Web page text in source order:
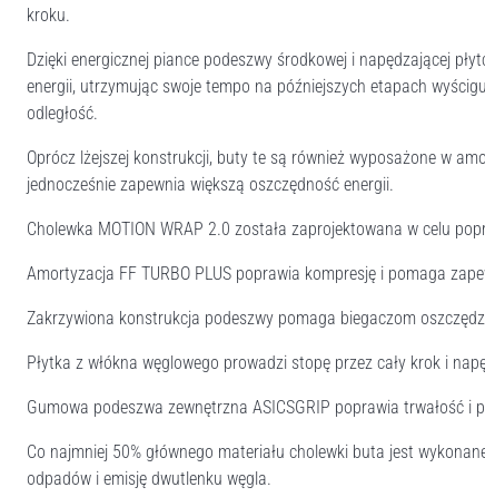
kroku.
Dzięki energicznej piance podeszwy środkowej i napędzającej
energii, utrzymując swoje tempo na późniejszych etapach
odległość.
Oprócz lżejszej konstrukcji, buty te są również wyposażone w
jednocześnie zapewnia większą oszczędność energii.
Cholewka MOTION WRAP 2.0 została zaprojektowana w celu
Amortyzacja FF TURBO PLUS poprawia kompresję i pomaga
Zakrzywiona konstrukcja podeszwy pomaga biegaczom
Płytka z włókna węglowego prowadzi stopę przez cały krok i
Gumowa podeszwa zewnętrzna ASICSGRIP poprawia trwałość i
Co najmniej 50% głównego materiału cholewki buta jest
odpadów i emisję dwutlenku węgla.